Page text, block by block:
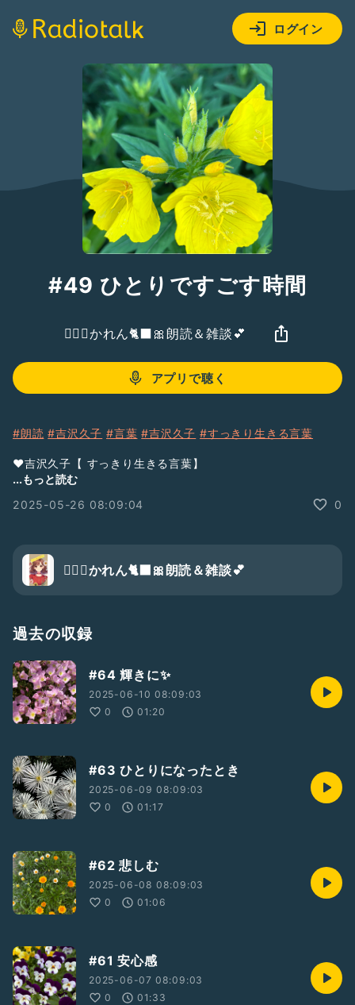
ログイン
#49 ひとりですごす時間
🧚‍♀️✨かれん🐈‍⬛🎀朗読＆雑談💕
アプリで聴く
#朗読 #吉沢久子 #言葉 #吉沢久子 #すっきり生きる言葉
❤️吉沢久子【 すっきり生きる言葉】
大正7年・東京 深川生まれ
100余年を生き抜く
꒰ঌꕤ︎︎┈┈✧︎┈┈▫ꕤ︎︎▫┈┈┈✧︎┈┈ꕤ︎︎໒꒱
🧚‍♀️この番組は…
フレーズや文章を
私の朗読の成長日記と共に
お届けします💖
フォローして聴きに来て下さい🤗💕
♡┈┈┈♡┈┈┈♡┈┈┈♡┈┈┈♡┈┈┈♡
🐈‍⬛🎀Voice Pococha
https://app.voice-pococha.com/links/profile?
user_id=01JRNB1SYG8005X9QS16KS5HWX
https://stand.fm/channels/676f495991a9935db56c57b
c
🐈‍⬛🎀𝐓𝐢𝐤𝐓𝐨𝐤
https://www.tiktok.com/@enjoycaren
...もっと読む
2025-05-26 08:09:04
0
🧚‍♀️✨かれん🐈‍⬛🎀朗読＆雑談💕
過去の収録
#64 輝きに✨
2025-06-10 08:09:03
0
01:20
#63 ひとりになったとき
2025-06-09 08:09:03
0
01:17
#62 悲しむ
2025-06-08 08:09:03
0
01:06
#61 安心感
2025-06-07 08:09:03
0
01:33